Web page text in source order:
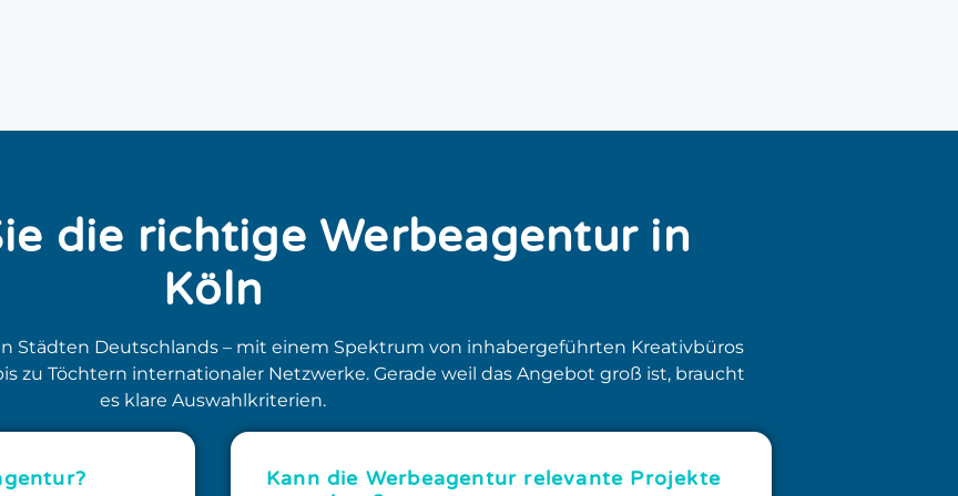
die richtige Werbeagentur in
Köln
Städten Deutschlands – mit einem Spektrum von inhabergeführten Kreativbüros
zu Töchtern internationaler Netzwerke. Gerade weil das Angebot groß ist, braucht
es klare Auswahlkriterien.
Kann die Werbeagentur relevante Projekte